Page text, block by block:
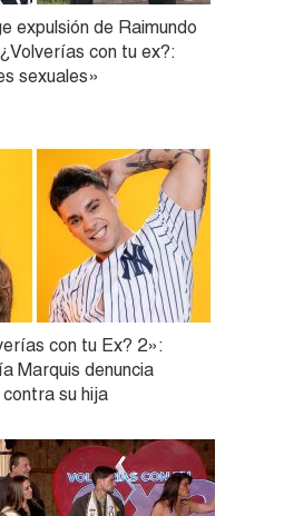
expulsión de Raimundo
con tu ex?:
sexuales»
con tu Ex? 2»:
Marquis denuncia
su hija